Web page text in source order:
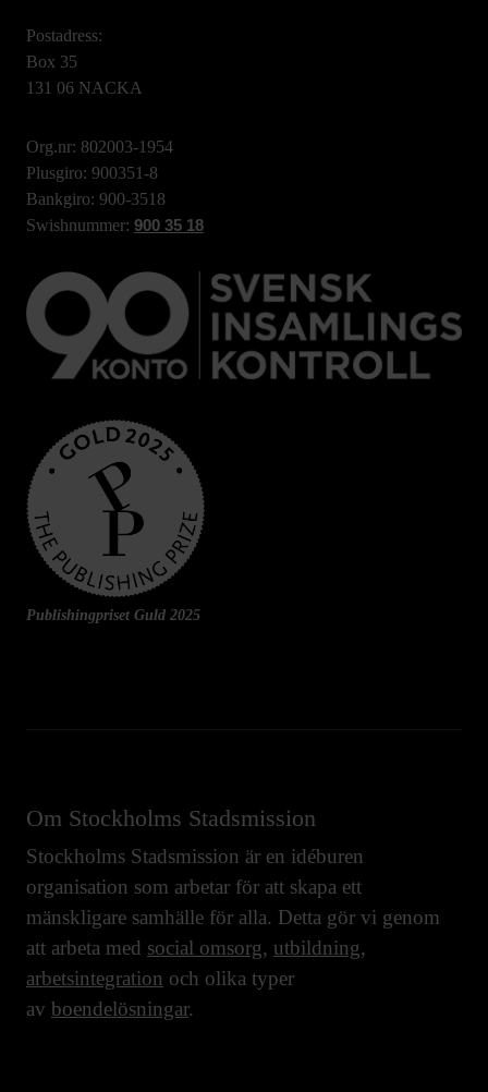
Postadress:
Box 35
131 06 NACKA
Org.nr: 802003-1954
Plusgiro: 900351-8
Bankgiro: 900-3518
Swishnummer: 900 35 18
Publishingpriset Guld 2025
Om Stockholms Stadsmission
Stockholms Stadsmission är en idéburen
organisation som arbetar för att skapa ett
mänskligare samhälle för alla. Detta gör vi genom
att arbeta med social omsorg, utbildning,
arbetsintegration och olika typer
av boendelösningar.